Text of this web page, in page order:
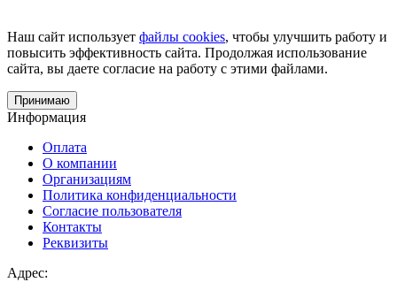
Наш сайт использует файлы cookies, чтобы улучшить работу и
повысить эффективность сайта. Продолжая использование
сайта, вы даете согласие на работу с этими файлами.
Принимаю
Информация
Оплата
О компании
Организациям
Политика конфиденциальности
Согласие пользователя
Контакты
Реквизиты
Адрес: